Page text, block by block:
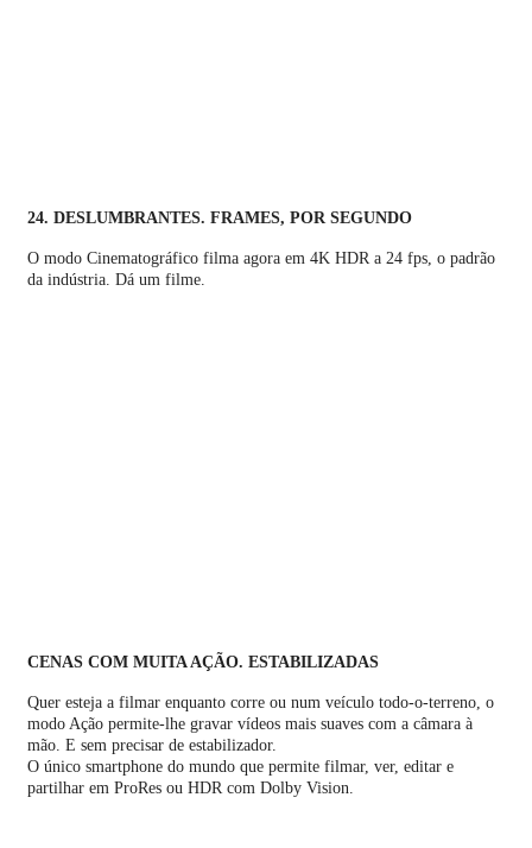
24. DESLUMBRANTES. FRAMES, POR SEGUNDO
O modo Cinematográfico filma agora em 4K HDR a 24 fps, o padrão
da indústria. Dá um filme.
CENAS COM MUITA AÇÃO. ESTABILIZADAS
Quer esteja a filmar enquanto corre ou num veículo todo-o-terreno, o
modo Ação permite-lhe gravar vídeos mais suaves com a câmara à
mão. E sem precisar de estabilizador.
O único smartphone do mundo que permite filmar, ver, editar e
partilhar em ProRes ou HDR com Dolby Vision.